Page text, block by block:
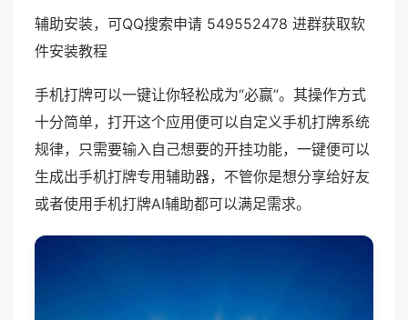
辅助安装，可QQ搜索申请 549552478 进群获取软
件安装教程
手机打牌可以一键让你轻松成为“必赢”。其操作方式
十分简单，打开这个应用便可以自定义手机打牌系统
规律，只需要输入自己想要的开挂功能，一键便可以
生成出手机打牌专用辅助器，不管你是想分享给好友
或者使用手机打牌AI辅助都可以满足需求。